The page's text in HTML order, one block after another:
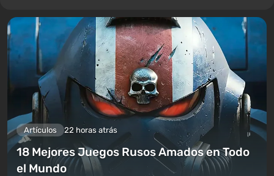
Artículos 22 horas atrás
18 Mejores Juegos Rusos Amados en Todo
el Mundo